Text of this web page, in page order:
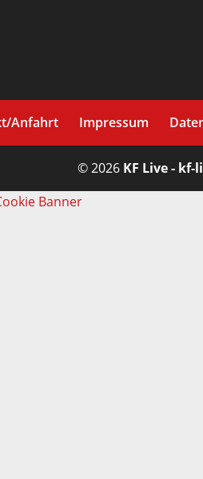
Anfahrt Impressum
© 2026 KF Live - kf-
Banner